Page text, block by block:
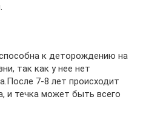
к деторождению на
так как у нее нет
7-8 лет происходит
и течка может быть всего